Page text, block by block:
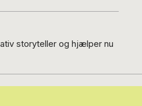
storyteller og hjælper nu